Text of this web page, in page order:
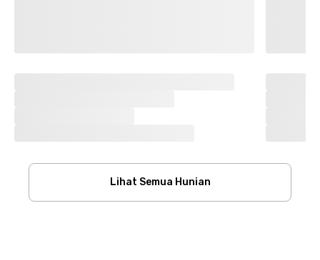
Lihat Semua Hunian